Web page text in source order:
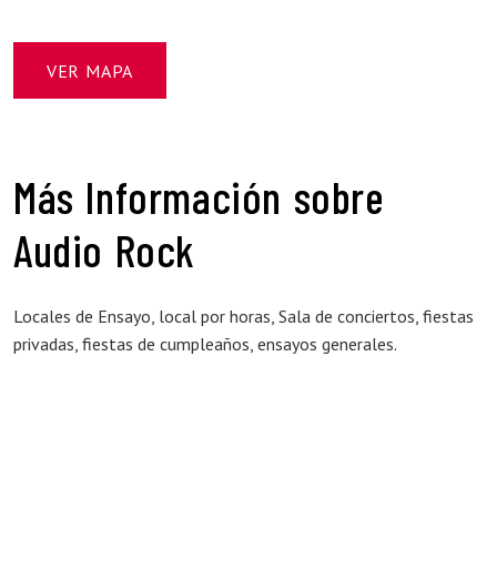
VER MAPA
Más Información sobre
Audio Rock
Locales de Ensayo, local por horas, Sala de conciertos, fiestas
privadas, fiestas de cumpleaños, ensayos generales.